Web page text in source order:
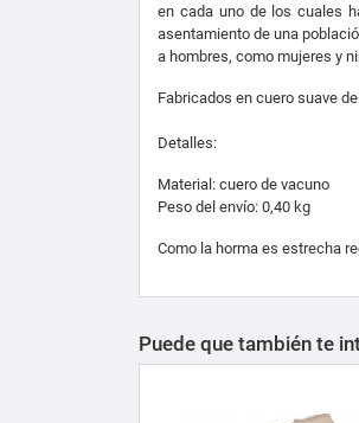
en cada uno de los cuales
asentamiento de una
a hombres, como mujeres y
Fabricados en cuero suave de
Detalles:
Material: cuero de vacuno
Peso del envío: 0,40 kg
Como la horma es estrecha
Puede que también te